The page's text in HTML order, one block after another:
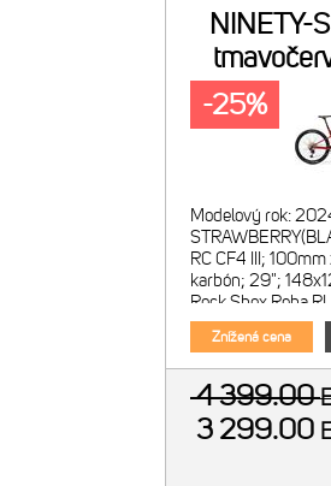
NINETY-
Modelový rok:
RC CF4 III;
karbón; 29";
Rock Shox Reba
100mm; kónický
Znížená cena
-25%
4 399.00
3 299.00